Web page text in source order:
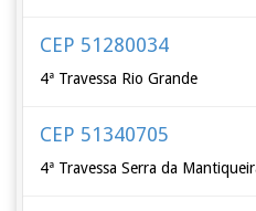
CEP 51280034
4ª Travessa Rio Grande
CEP 51340705
4ª Travessa Serra da